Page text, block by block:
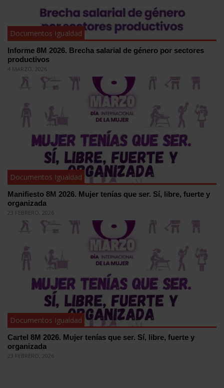
Documentos Igualdad
Informe 8M 2026. Brecha salarial de género por sectores
productivos
4 MARZO, 2026
Documentos Igualdad
Manifiesto 8M 2026. Mujer tenías que ser. Sí, libre, fuerte y
organizada
23 FEBRERO, 2026
Documentos Igualdad
Cartel 8M 2026. Mujer tenías que ser. Sí, libre, fuerte y
organizada
23 FEBRERO, 2026